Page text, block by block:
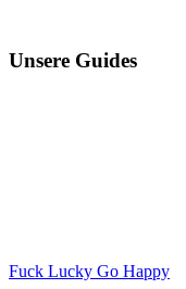
Unsere Guides
Fuck Lucky Go Happy